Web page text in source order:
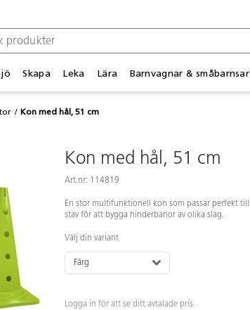
Skapa Leka Lära Barnvagnar &
Kon med hål, 51 cm
Kon med hål, 51 cm
Art.nr: 114819
En stor multifunktionell kon som passar perfekt
stav för att bygga hinderbanor av olika slag.
Välj din variant
Färg
Logga in för att se ditt avtalade pris.